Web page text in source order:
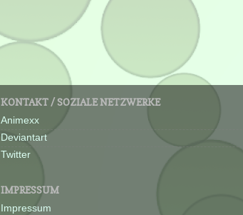
KONTAKT / SOZIALE NETZWERKE
Animexx
Deviantart
Twitter
IMPRESSUM
Impressum